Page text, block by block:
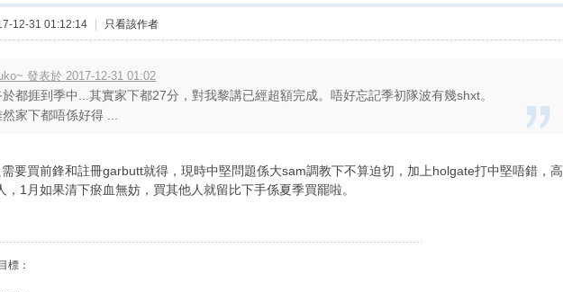
12-31 01:12:14 只看該作者
發表於 2017-12-31 01:02
於都捱到季中...其實家下都27分，對我黎講已經超額完成。唔好忘記季初隊波有幾shxt。
然家下都唔係好得 ...
要買前鋒和註冊garbutt就得，現時中堅問題係大sam調教下不算迫切，加上holgate打中堅唔錯，
，1月如果清下瘀血無妨，買其他人就留比下手係夏季買罷啦。
標：